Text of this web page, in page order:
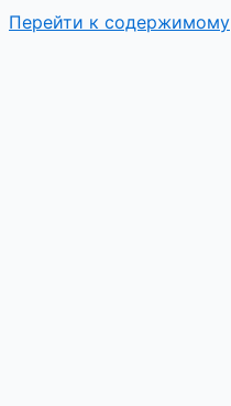
Перейти к содержимому